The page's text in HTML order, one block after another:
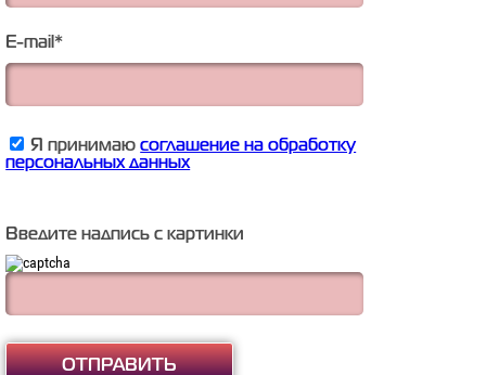
E-mail *
Я принимаюсоглашение на обработку
персональных данных
Введите надпись с картинки
ОТПРАВИТЬ